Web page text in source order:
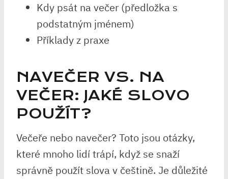
Kdy psát na večer (předložka s
podstatným jménem)
Příklady z praxe
NAVEČER VS. ​NA
VEČER: JAKÉ SLOVO ​
POUŽÍT?
Večeře nebo navečer? ​Toto jsou otázky,
které mnoho lidí ‌trápí, když se snaží
správně použít slova v češtině. Je důležité